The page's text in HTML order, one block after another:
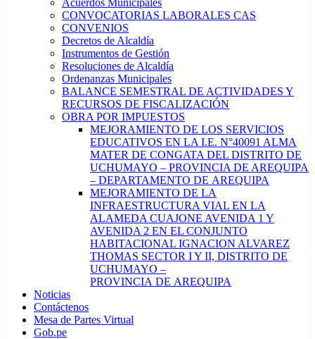
Acuerdos Municipales
CONVOCATORIAS LABORALES CAS
CONVENIOS
Decretos de Alcaldía
Instrumentos de Gestión
Resoluciones de Alcaldía
Ordenanzas Municipales
BALANCE SEMESTRAL DE ACTIVIDADES Y
RECURSOS DE FISCALIZACIÓN
OBRA POR IMPUESTOS
MEJORAMIENTO DE LOS SERVICIOS
EDUCATIVOS EN LA I.E. N°40091 ALMA
MATER DE CONGATA DEL DISTRITO DE
UCHUMAYO – PROVINCIA DE AREQUIPA
– DEPARTAMENTO DE AREQUIPA
MEJORAMIENTO DE LA
INFRAESTRUCTURA VIAL EN LA
ALAMEDA CUAJONE AVENIDA 1 Y
AVENIDA 2 EN EL CONJUNTO
HABITACIONAL IGNACION ALVAREZ
THOMAS SECTOR I Y II, DISTRITO DE
UCHUMAYO –
PROVINCIA DE AREQUIPA
Noticias
Contáctenos
Mesa de Partes Virtual
Gob.pe